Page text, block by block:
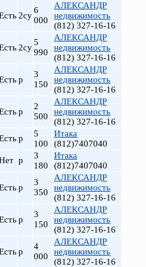
2су
6
000
АЛЕКСАНДР
недвижимость
(812) 327-16-16
2су
5
990
АЛЕКСАНДР
недвижимость
(812) 327-16-16
р
3
150
АЛЕКСАНДР
недвижимость
(812) 327-16-16
р
2
500
АЛЕКСАНДР
недвижимость
(812) 327-16-16
р
5
100
Итака
(812)7407040
р
3
180
Итака
(812)7407040
р
3
350
АЛЕКСАНДР
недвижимость
(812) 327-16-16
р
3
150
АЛЕКСАНДР
недвижимость
(812) 327-16-16
р
4
000
АЛЕКСАНДР
недвижимость
(812) 327-16-16